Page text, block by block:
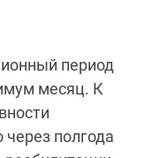
период
месяц. К
через полгода